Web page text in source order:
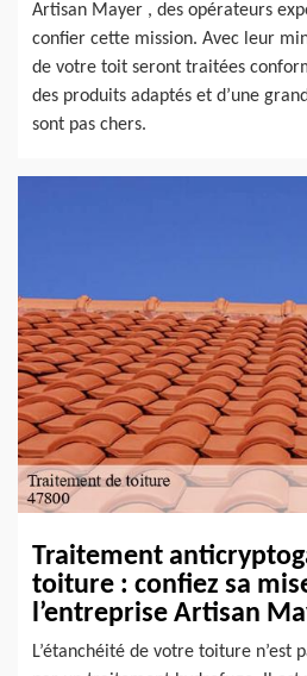
Artisan Mayer , des opérateurs
confier cette mission. Avec leur
de votre toit seront traitées
des produits adaptés et d’une
sont pas chers.
Traitement
toiture : confiez sa
l’entreprise Artisan
L’étanchéité de votre toiture n’est